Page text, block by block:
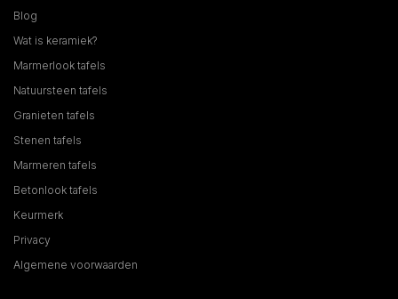
Blog
Wat is keramiek?
Marmerlook tafels
Natuursteen tafels
Granieten tafels
Stenen tafels
Marmeren tafels
Betonlook tafels
Keurmerk
Privacy
Algemene voorwaarden